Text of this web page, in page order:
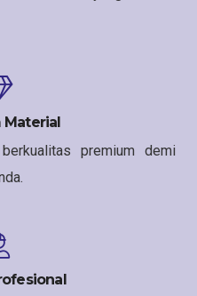
premium demi